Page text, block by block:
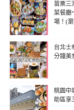
苗栗三
菜餐廳
場！(
台北士
分鐘美
桃園中
助區享